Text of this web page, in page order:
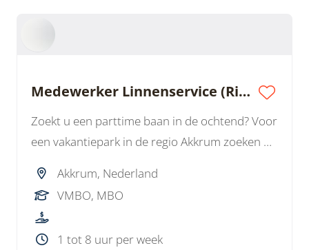
Medewerker Linnenservice (Rijbewijs B)
Zoekt u een parttime baan in de ochtend? Voor
een vakantiepark in de regio Akkrum zoeken we
zelfstandig, bent lekker onderweg en zorgt
voor het ophalen en bezorgen van linnengoed.
Akkrum, Nederland
VMBO, MBO
1 tot 8 uur per week